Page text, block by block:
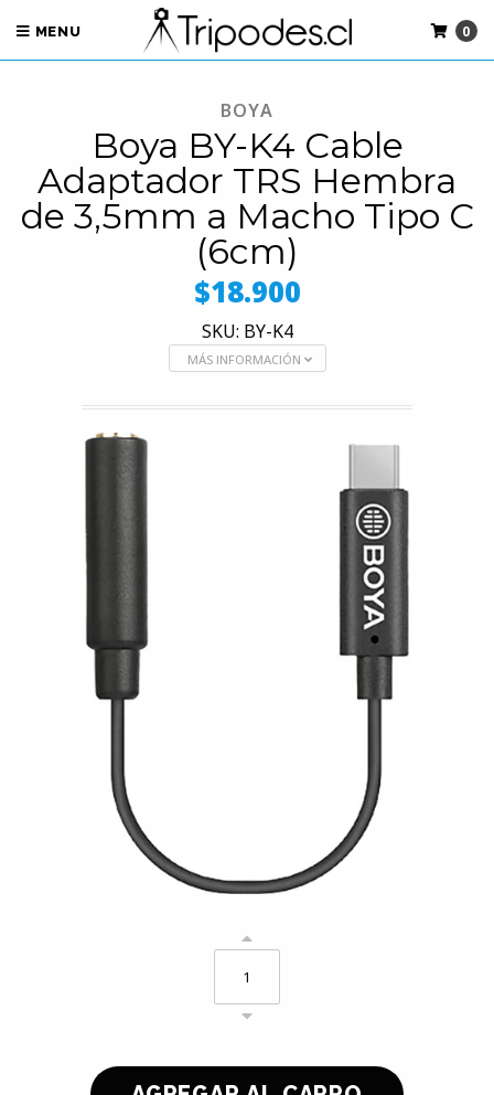
MENU 0
BOYA
Boya BY-K4 Cable
Adaptador TRS Hembra
de 3,5mm a Macho Tipo C
(6cm)
$18.900
SKU: BY-K4
MÁS INFORMACIÓN